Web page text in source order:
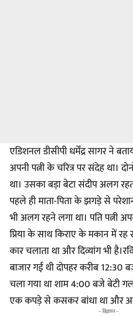
एडिशनल डीसीपी धर्मेंद्र सागर ने
अपनी पत्नी के चरित्र पर संदेह था।
था। उसका बड़ा बेटा संदीप अलग
पहले ही माता-पिता के झगड़े से
भी अलग रहने लगा था। पति पत्नी
प्रिया के साथ किराए के मकान में
कार चलाता था और दिव्यांग भी
बाजार गई थी दोपहर करीब
चला गया था शाम 4:00 बजे बेटी
एक कपड़े से कसकर बांधा था और
-- विज्ञापन --